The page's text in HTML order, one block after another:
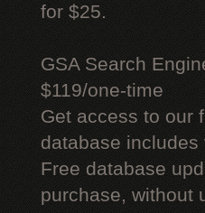
for $25.
GSA Search
$119/one-time
Get access to our
database
Free database
purchase, without